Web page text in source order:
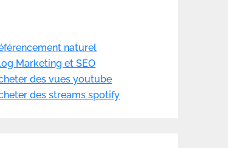
naturel
Marketing et SEO
des vues youtube
des streams spotify